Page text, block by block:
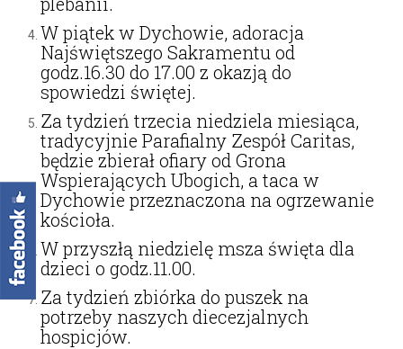
W piątek w Dychowie, adoracja
Najświętszego Sakramentu od
godz.16.30 do 17.00 z okazją do
spowiedzi świętej.
Za tydzień trzecia niedziela miesiąca,
tradycyjnie Parafialny Zespół Caritas,
będzie zbierał ofiary od Grona
Wspierających Ubogich, a taca w
Dychowie przeznaczona na ogrzewanie
kościoła.
W przyszłą niedzielę msza święta dla
dzieci o godz.11.00.
Za tydzień zbiórka do puszek na
potrzeby naszych diecezjalnych
hospicjów.